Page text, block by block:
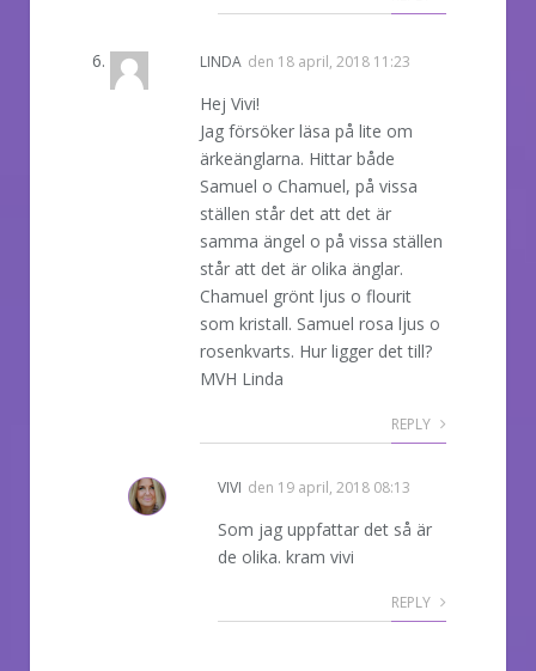
LINDA den 18 april, 2018 11:23
Hej Vivi!
Jag försöker läsa på lite om
ärkeänglarna. Hittar både
Samuel o Chamuel, på vissa
ställen står det att det är
samma ängel o på vissa ställen
står att det är olika änglar.
Chamuel grönt ljus o flourit
som kristall. Samuel rosa ljus o
rosenkvarts. Hur ligger det till?
MVH Linda
REPLY
VIVI den 19 april, 2018 08:13
Som jag uppfattar det så är
de olika. kram vivi
REPLY